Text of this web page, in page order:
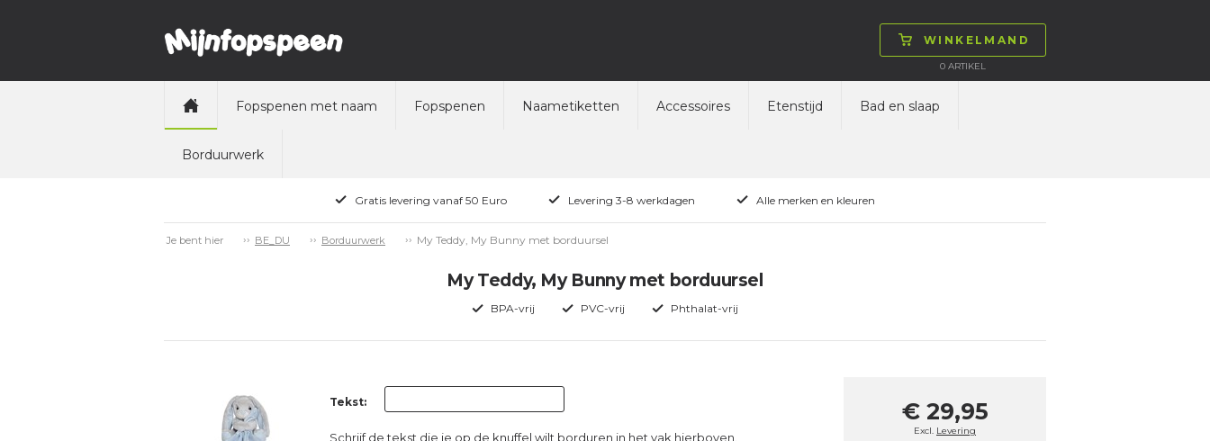
WINKELMAND
0 ARTIKEL
Fopspenen met naam Fopspenen Naametiketten Accessoires Etenstijd Bad en slaap
Borduurwerk
Gratis levering vanaf 50 Euro Levering 3-8 werkdagen Alle merken en kleuren
Je bent hier BE_DU Borduurwerk My Teddy, My Bunny met borduursel
My Teddy, My Bunny met borduursel
BPA-vrij PVC-vrij Phthalat-vrij
Tekst:
Schrijf de tekst die je op de knuffel wilt borduren in het vak hierboven.
€ 29,95
Excl. Levering